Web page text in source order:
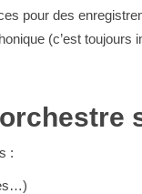
pour des
(c’est toujours
: